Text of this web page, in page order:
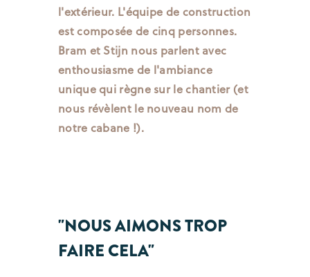
l'extérieur. L'équipe de construction
est composée de cinq personnes.
Bram et Stijn nous parlent avec
enthousiasme de l'ambiance
unique qui règne sur le chantier (et
nous révèlent le nouveau nom de
notre cabane !).
"NOUS AIMONS TROP
FAIRE CELA"